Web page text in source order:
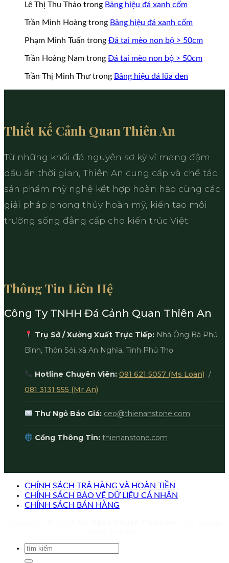
Lê Thị Thu Thảo trong Bảng hiệu đá xanh cốm
Trần Minh Hoàng trong Bảng hiệu đá xanh cốm
Phạm Minh Tuấn trong Đá tai mèo non bộ > 50cm
Trần Hoàng Nam trong Đá tai mèo non bộ > 50cm
Trần Thị Minh Thưtrong Bảng hiệu đá lũa đen
Thiết Kế Cảnh Quan Thiên An
Từ những khối đá nguyên sơ kỳ vĩ mang đậm
dấu ấn thời gian, Thiên An cung cấp và chế tác
sản phẩm mỹ nghệ kết hợp hoàn hảo cùng các
giải pháp phong thủy hoàn mỹ, kiến tạo môi
trường sống đẳng cấp cho kiến trúc Việt.
Thông Tin Liên Hệ
Công Ty TNHH Đá Cảnh Quan Thiên An
Trụ Sở / Xưởng Xuất Trực Tiếp:Nhà Ông Bà Phú
Bình, Thôn Sỏi, xã An Nghĩa, Tỉnh Phú Thọ
Hotline Chuyên Viên: 091 621 5057 (Ms Loan) /
081 3131 555 (Mr An)
Thư Ngỏ Báo Giá: ceo@thienanstone.com
Cổng Thông Tin: thienanstone.com
CHÍNH SÁCH TRẢ HÀNG VÀ HOÀN TIỀN
CHÍNH SÁCH BẢO VỆ DỮ LIỆU CÁ NHÂN
CHÍNH SÁCH BÁN HÀNG